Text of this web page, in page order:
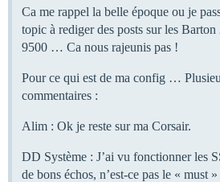
Ca me rappel la belle époque ou je
topic à rediger des posts sur les Barton
9500 … Ca nous rajeunis pas !
Pour ce qui est de ma config …
commentaires :
Alim : Ok je reste sur ma Corsair.
DD Système : J’ai vu fonctionner les
de bons échos, n’est-ce pas le « must